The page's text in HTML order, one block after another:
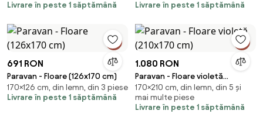
Livrare în peste 1 săptămână
Livrare în peste 1 săptămână
691 RON
Paravan - Floare (126x170 cm)
170×126 cm, din lemn, din 3 piese
Livrare în peste 1 săptămână
1.080 RON
Paravan - Floare violetă
(210x170 cm)
170×210 cm, din lemn, din 5 și
mai multe piese
Livrare în peste 1 săptămână